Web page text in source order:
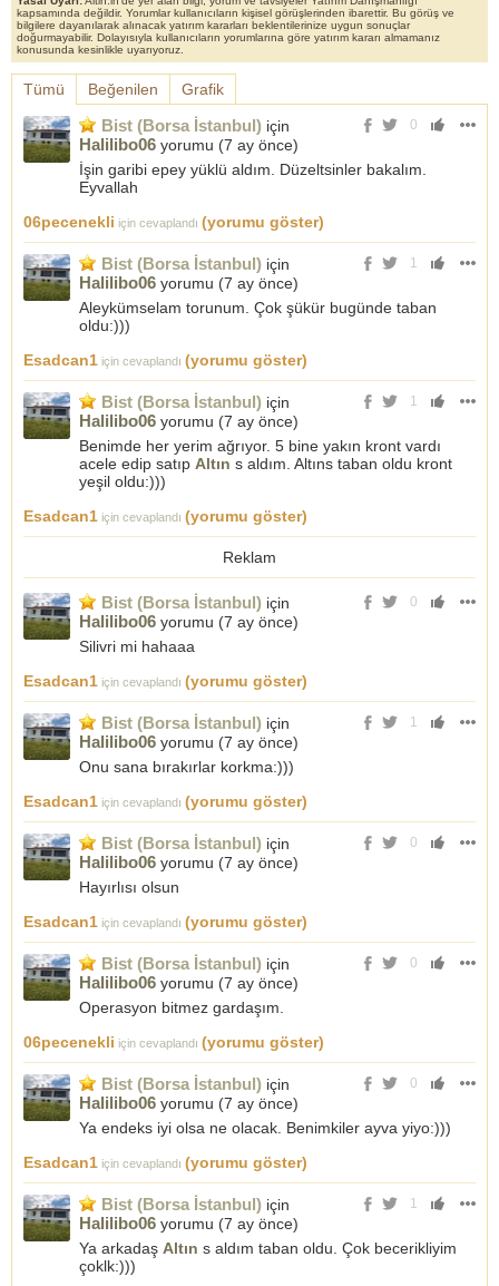
kapsamında değildir. Yorumlar kullanıcıların kişisel görüşlerinden ibarettir. Bu görüş ve
bilgilere dayanılarak alınacak yatırım kararları beklentilerinize uygun sonuçlar
doğurmayabilir. Dolayısıyla kullanıcıların yorumlarına göre yatırım kararı almamanız
konusunda kesinlikle uyarıyoruz.
Tümü Beğenilen Grafik
0
Bist (Borsa İstanbul) için
Halilibo06 yorumu (7 ay önce)
İşin garibi epey yüklü aldım. Düzeltsinler bakalım.
Eyvallah
06pecenekli için cevaplandı (yorumu göster)
1
Bist (Borsa İstanbul) için
Halilibo06 yorumu (7 ay önce)
Aleykümselam torunum. Çok şükür bugünde taban
oldu:)))
Esadcan1 için cevaplandı (yorumu göster)
1
Bist (Borsa İstanbul) için
Halilibo06 yorumu (7 ay önce)
Benimde her yerim ağrıyor. 5 bine yakın kront vardı
acele edip satıp Altın s aldım. Altıns taban oldu kront
yeşil oldu:)))
Esadcan1 için cevaplandı (yorumu göster)
Reklam
0
Bist (Borsa İstanbul) için
Halilibo06 yorumu (7 ay önce)
Silivri mi hahaaa
Esadcan1 için cevaplandı (yorumu göster)
1
Bist (Borsa İstanbul) için
Halilibo06 yorumu (7 ay önce)
Onu sana bırakırlar korkma:)))
Esadcan1 için cevaplandı (yorumu göster)
0
Bist (Borsa İstanbul) için
Halilibo06 yorumu (7 ay önce)
Hayırlısı olsun
Esadcan1 için cevaplandı (yorumu göster)
0
Bist (Borsa İstanbul) için
Halilibo06 yorumu (7 ay önce)
Operasyon bitmez gardaşım.
06pecenekli için cevaplandı (yorumu göster)
0
Bist (Borsa İstanbul) için
Halilibo06 yorumu (7 ay önce)
Ya endeks iyi olsa ne olacak. Benimkiler ayva yiyo:)))
Esadcan1 için cevaplandı (yorumu göster)
1
Bist (Borsa İstanbul) için
Halilibo06 yorumu (7 ay önce)
Ya arkadaş Altın s aldım taban oldu. Çok becerikliyim
çoklk:)))